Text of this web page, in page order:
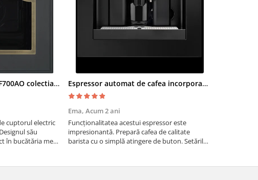
Cuptor electric SMEG SF700AO colectia Cortina
cuptorul electric
său
în bucătăria mea,
Espressor automat de cafea incorporabil De Dietrich Platinum
Ema, Acum 2 ani
Funcționalitatea acestui espressor este
impresionantă. Prepară cafea de calitate
barista cu o simplă atingere de buton. Setările
pentru a sa...
gospodărie!